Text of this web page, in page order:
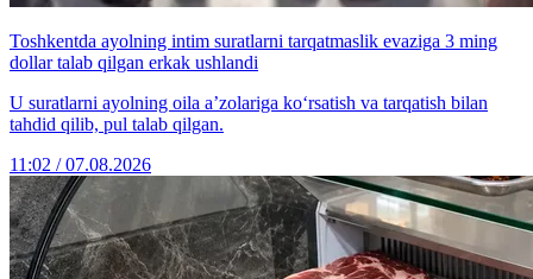
Toshkentda ayolning intim suratlarni tarqatmaslik evaziga 3 ming
dollar talab qilgan erkak ushlandi
U suratlarni ayolning oila a’zolariga ko‘rsatish va tarqatish bilan
tahdid qilib, pul talab qilgan.
11:02 / 07.08.2026